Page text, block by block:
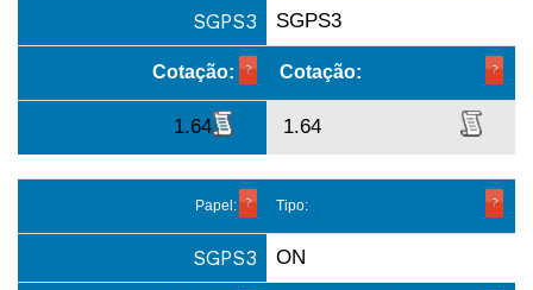
SGPS3 SGPS3
Cotação: Cotação:
1.64 1.64
Papel: Tipo:
SGPS3 ON